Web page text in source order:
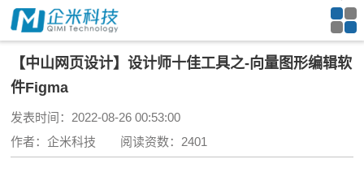
【中山网页设计】设计师十佳工具之-向量图形编辑软
件Figma
发表时间：2022-08-26 00:53:00
作者：企米科技 阅读资数：2401